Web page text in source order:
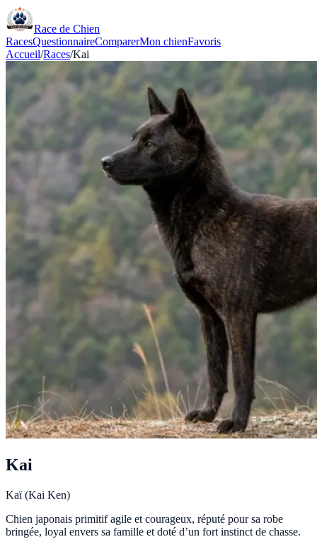
Race de Chien
RacesQuestionnaireComparerMon chienFavoris
Accueil/Races/Kai
Kai
Kaï (Kai Ken)
Chien japonais primitif agile et courageux, réputé pour sa robe
bringée, loyal envers sa famille et doté d’un fort instinct de chasse.